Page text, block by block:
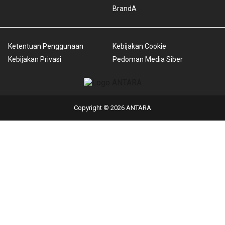
BrandA
Ketentuan Penggunaan
Kebijakan Privasi
Kebijakan Cookie
Pedoman Media Siber
Copyright © 2026 ANTARA